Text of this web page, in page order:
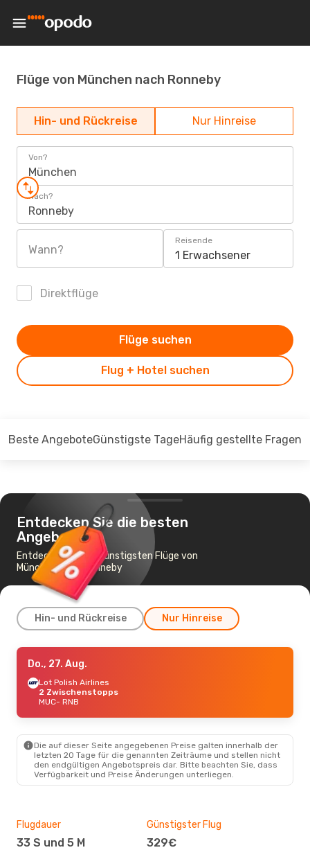
Flüge von München nach Ronneby
Hin- und Rückreise Nur Hinreise
Von?
München
Nach?
Ronneby
Wann?
Reisende
1 Erwachsener
Direktflüge
Flug + Hotel suchen
Flüge suchen
Beste AngeboteGünstigste TageHäufig gestellte Fragen
Entdecken Sie die besten
Angebote
Entdecken Sie die günstigsten Flüge von
München nach Ronneby
Hin- und Rückreise Nur Hinreise
Do., 27. Aug.
Scandinavian Airlines
2 Zwischenstopps
MUC- RNB
2 Zwischenstopps
Mo., 14. Sept.- Do., 17. Sept.
Scandinavian Airlines
2 Zwischenstopps
RNB- MUC
Do., 27. Aug.
Lot Polish Airlines
2 Zwischenstopps
MUC- RNB
Die auf dieser Seite angegebenen Preise galten innerhalb der
letzten 20 Tage für die genannten Zeiträume und stellen nicht
den endgültigen Angebotspreis dar. Bitte beachten Sie, dass
Verfügbarkeit und Preise Änderungen unterliegen.
Flugdauer
33 S und 5 M
Günstigster Flug
329€